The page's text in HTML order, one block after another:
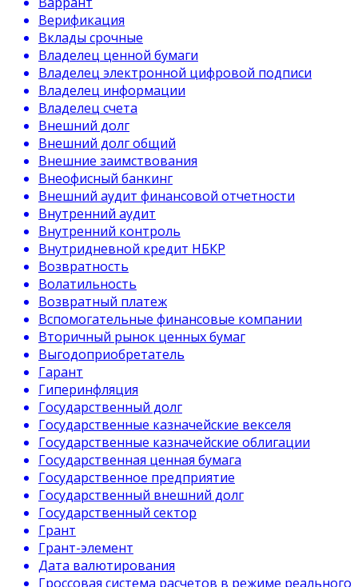
Верификация
Вклады срочные
Владелец ценной бумаги
Владелец электронной цифровой подписи
Владелец информации
Владелец счета
Внешний долг
Внешний долг общий
Внешние заимствования
Внеофисный банкинг
Внешний аудит финансовой отчетности
Внутренний аудит
Внутренний контроль
Внутридневной кредит НБКР
Возвратность
Волатильность
Возвратный платеж
Вспомогательные финансовые компании
Вторичный рынок ценных бумаг
Выгодоприобретатель
Гарант
Гиперинфляция
Государственный долг
Государственные казначейские векселя
Государственные казначейские облигации
Государственная ценная бумага
Государственное предприятие
Государственный внешний долг
Государственный сектор
Грант
Грант-элемент
Дата валютирования
Гроссовая система расчетов в режиме реального